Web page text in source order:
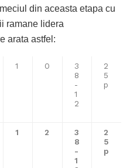
din aceasta etapa cu
ramane lidera
arata astfel:
1 0
3
8
-
1
2
2
5
p
1 2
3
8
-
1
2
5
p